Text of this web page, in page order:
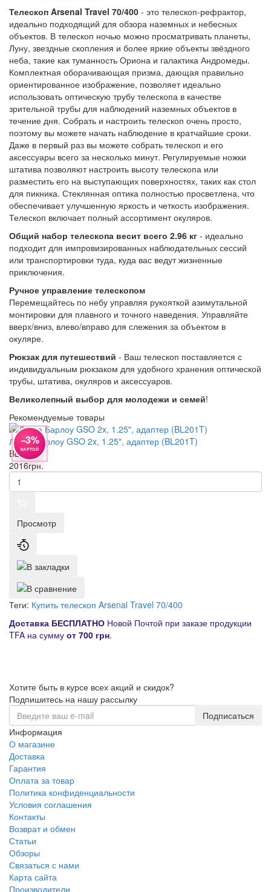
Телескоп Arsenal Travel 70/400 - это телескоп-рефрактор,
идеально подходящий для обзора наземных и небесных
объектов. В телескоп ночью можно просматривать планеты,
Луну, звездные скопления и более яркие объекты звёздного
неба, такие как туманность Ориона и галактика Андромеды.
Комплектная оборачивающая призма, дающая правильно
ориентированное изображение, позволяет идеально
использовать оптическую трубу телескопа в качестве
зрительной трубы для наблюдений наземных объектов в
течение дня. Собрать и настроить телескоп очень просто,
поэтому вы можете начать наблюдение в кратчайшие сроки.
Даже в первый раз вы можете собрать телескоп и его
аксессуары всего за несколько минут. Регулируемые ножки
штатива позволяют настроить высоту телескопа или
разместить его на выступающих поверхностях, таких как стол
для пикника. Стеклянная оптика полностью просветлена, что
обеспечивает улучшенную яркость и четкость изображения.
Телескоп включает полный ассортимент окуляров.
Общий набор телескопа весит всего 2.96 кг - идеально
подходит для импровизированных наблюдательных сессий
или транспортировки туда, куда вас ведут жизненные
приключения.
Ручное управление телескопом
Перемещайтесь по небу управляя рукояткой азимутальной
монтировки для плавного и точного наведения. Управляйте
вверх/вниз, влево/вправо для слежения за объектом в
окуляре.
Рюкзак для путешествий - Ваш телескоп поставляется с
индивидуальным рюкзаком для удобного хранения оптической
трубы, штатива, окуляров и аксессуаров.
Великолепный выбор для молодежи и семей!
Рекомендуемые товары
−3%
КАРТОЙ
Линза Барлоу GSO 2x, 1.25", адаптер (BL201T)
BL201T
2016грн.
Просмотр
Теги: Купить телескоп Arsenal Travel 70/400
Доставка БЕСПЛАТНО Новой Почтой при заказе продукции
TFA на сумму от 700 грн.
Хотите быть в курсе всех акций и скидок?
Подпишитесь на нашу рассылку
Подписаться
Информация
О магазине
Доставка
Гарантия
Оплата за товар
Политика конфиденциальности
Условия соглашения
Контакты
Возврат и обмен
Статьи
Обзоры
Связаться с нами
Карта сайта
Производители